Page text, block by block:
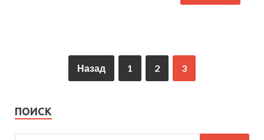
Назад 1 2 3
ПОИСК